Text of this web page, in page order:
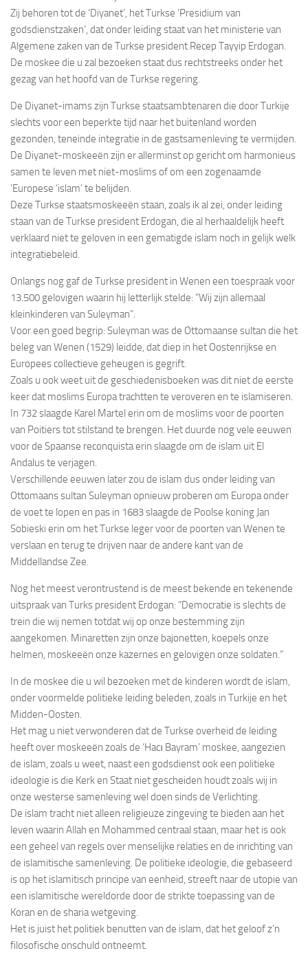
Zij behoren tot de ‘Diyanet’, het Turkse ‘Presidium van
godsdienstzaken’, dat onder leiding staat van het ministerie van
Algemene zaken van de Turkse president Recep Tayyip Erdogan.
De moskee die u zal bezoeken staat dus rechtstreeks onder het
gezag van het hoofd van de Turkse regering.
De Diyanet-imams zijn Turkse staatsambtenaren die door Turkije
slechts voor een beperkte tijd naar het buitenland worden
gezonden, teneinde integratie in de gastsamenleving te vermijden.
De Diyanet-moskeeën zijn er allerminst op gericht om harmonieus
samen te leven met niet-moslims of om een zogenaamde
‘Europese ‘islam’ te belijden.
Deze Turkse staatsmoskeeën staan, zoals ik al zei, onder leiding
staan van de Turkse president Erdogan, die al herhaaldelijk heeft
verklaard niet te geloven in een gematigde islam noch in gelijk welk
integratiebeleid.
Onlangs nog gaf de Turkse president in Wenen een toespraak voor
13.500 gelovigen waarin hij letterlijk stelde: ”Wij zijn allemaal
kleinkinderen van Suleyman”.
Voor een goed begrip: Suleyman was de Ottomaanse sultan die het
beleg van Wenen (1529) leidde, dat diep in het Oostenrijkse en
Europees collectieve geheugen is gegrift.
Zoals u ook weet uit de geschiedenisboeken was dit niet de eerste
keer dat moslims Europa trachtten te veroveren en te islamiseren.
In 732 slaagde Karel Martel erin om de moslims voor de poorten
van Poitiers tot stilstand te brengen. Het duurde nog vele eeuwen
voor de Spaanse reconquista erin slaagde om de islam uit El
Andalus te verjagen.
Verschillende eeuwen later zou de islam dus onder leiding van
Ottomaans sultan Suleyman opnieuw proberen om Europa onder
de voet te lopen en pas in 1683 slaagde de Poolse koning Jan
Sobieski erin om het Turkse leger voor de poorten van Wenen te
verslaan en terug te drijven naar de andere kant van de
Middellandse Zee.
Nog het meest verontrustend is de meest bekende en tekenende
uitspraak van Turks president Erdogan: “Democratie is slechts de
trein die wij nemen totdat wij op onze bestemming zijn
aangekomen. Minaretten zijn onze bajonetten, koepels onze
helmen, moskeeën onze kazernes en gelovigen onze soldaten.”
In de moskee die u wil bezoeken met de kinderen wordt de islam,
onder voormelde politieke leiding beleden, zoals in Turkije en het
Midden-Oosten.
Het mag u niet verwonderen dat de Turkse overheid de leiding
heeft over moskeeën zoals de ‘Hacı Bayram’ moskee, aangezien
de islam, zoals u weet, naast een godsdienst ook een politieke
ideologie is die Kerk en Staat niet gescheiden houdt zoals wij in
onze westerse samenleving wel doen sinds de Verlichting.
De islam tracht niet alleen religieuze zingeving te bieden aan het
leven waarin Allah en Mohammed centraal staan, maar het is ook
een geheel van regels over menselijke relaties en de inrichting van
de islamitische samenleving. De politieke ideologie, die gebaseerd
is op het islamitisch principe van eenheid, streeft naar de utopie van
een islamitische wereldorde door de strikte toepassing van de
Koran en de sharia wetgeving.
Het is juist het politiek benutten van de islam, dat het geloof z’n
filosofische onschuld ontneemt.